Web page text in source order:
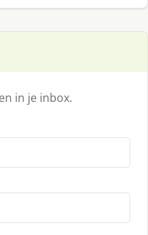
in je inbox.